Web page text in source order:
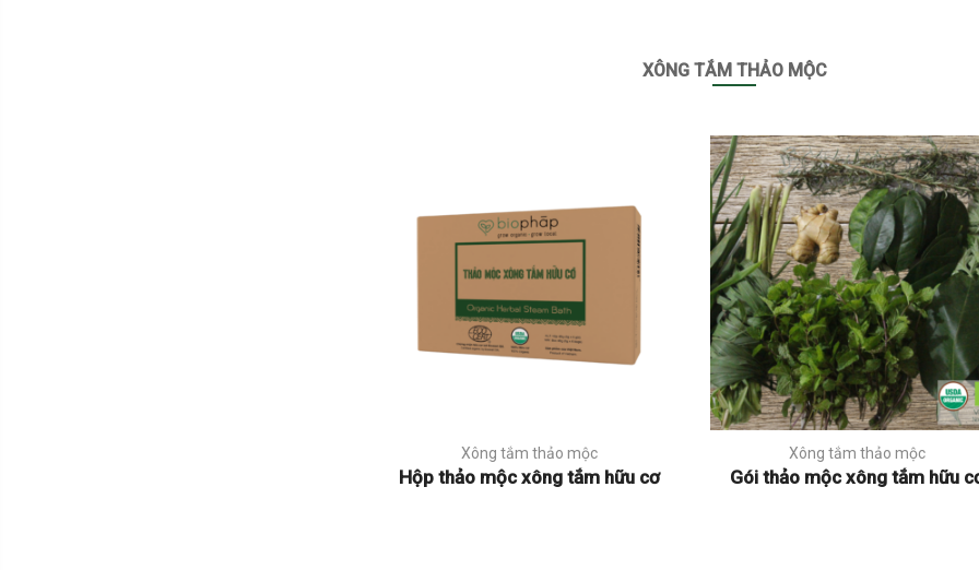
XÔNG TẮM THẢO MỘC
Xông tắm thảo mộc
Hộp thảo mộc xông tắm hữu cơ
Xông tắm thảo mộc
Gói thảo mộc xông tắm hữu